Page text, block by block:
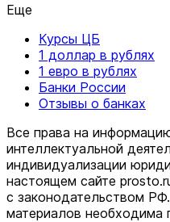
Еще
Курсы ЦБ
1 доллар в рублях
1 евро в рублях
Банки России
Отзывы о банках
Все права на
интеллектуальной
индивидуализации
настоящем сайте
c законодательством
материалов необходима